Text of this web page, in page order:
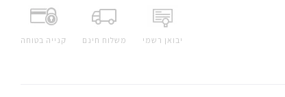
יבואן רשמי משלוח חינם קנייה בטוחה